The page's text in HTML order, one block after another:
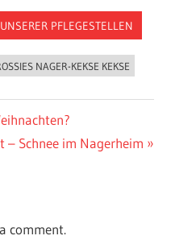
PFLEGESTELLEN
NAGER-KEKSE KEKSE
– Schnee im Nagerheim
comment.